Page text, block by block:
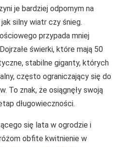
je bardziej odpornym na
silny wiatr czy śnieg.
przypada mniej
świerki, które mają 50
stabilne giganty, których
często ograniczający się do
To znak, że osiągnęły swoją
długowieczności.
się lata w ogrodzie i
obfite kwitnienie w